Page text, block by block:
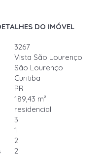
DO IMÓVEL
3267
Vista São Lourenço
São Lourenço
Curitiba
PR
189,43 m²
residencial
3
1
2
2